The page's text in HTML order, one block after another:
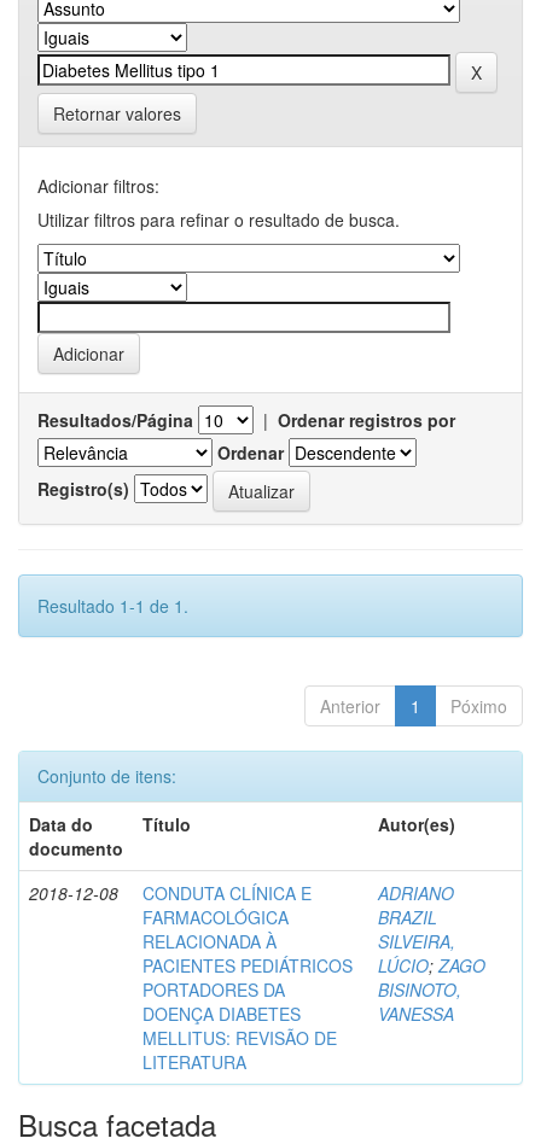
Retornar valores
Adicionar filtros:
Utilizar filtros para refinar o resultado de busca.
Resultados/Página | Ordenar registros por
Ordenar
Registro(s)
Resultado 1-1 de 1.
Anterior 1 Póximo
Conjunto de itens:
Data do
documento
Título Autor(es)
2018-12-08
CONDUTA CLÍNICA E
FARMACOLÓGICA
RELACIONADA À
PACIENTES PEDIÁTRICOS
PORTADORES DA
DOENÇA DIABETES
MELLITUS: REVISÃO DE
LITERATURA
ADRIANO
BRAZIL
SILVEIRA,
LÚCIO;ZAGO
BISINOTO,
VANESSA
Busca facetada